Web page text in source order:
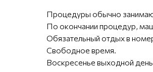
Процедуры обычно
По окончании процедур,
Обязательный отдых в
Свободное время.
Воскресенье выходной